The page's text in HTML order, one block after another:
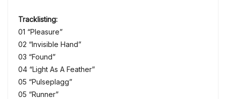
Tracklisting:
01 “Pleasure”
02 “Invisible Hand”
03 “Found”
04 “Light As A Feather”
05 “Pulseplagg”
05 “Runner”